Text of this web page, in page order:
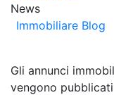
News
Immobiliare Blog
Gli annunci
vengono